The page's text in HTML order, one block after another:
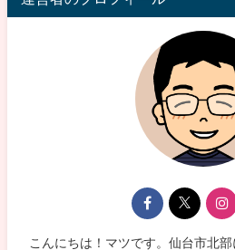
こんにちは！マツです。仙台市北部